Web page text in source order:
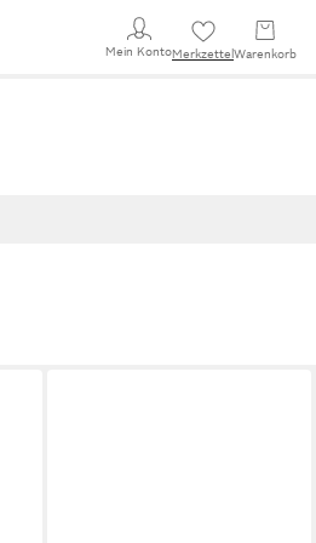
Mein KontoMerkzettel Warenkorb